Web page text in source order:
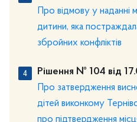
Про відмову у наданні
дитини, яка
збройних конфліктів
Рішення № 104 від
Про затвердження
дітей виконкому
про підтвердження